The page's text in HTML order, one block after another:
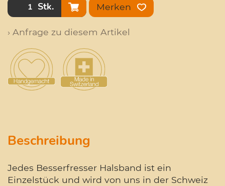
Stk. Merken
› Anfrage zu diesem Artikel
Beschreibung
Jedes Besserfresser Halsband ist ein
Einzelstück und wird von uns in der Schweiz